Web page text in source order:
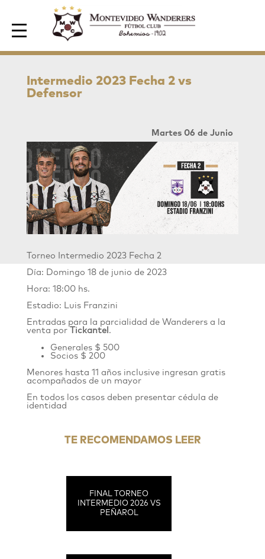
Area de Socios
Intermedio 2023 Fecha 2 vs
Defensor
Martes 06 de Junio
Torneo Intermedio 2023 Fecha 2
Día: Domingo 18 de junio de 2023
Hora: 18:00 hs.
Estadio: Luis Franzini
Entradas para la parcialidad de Wanderersa la
venta por
Tickantel .
Generales $ 500
Socios $ 200
Menores hasta 11 años inclusive ingresan gratis
acompañados de un mayor
En todos los casos deben presentar cédula de
identidad
TE RECOMENDAMOS LEER
FINAL TORNEO
INTERMEDIO 2026 VS
PEÑAROL